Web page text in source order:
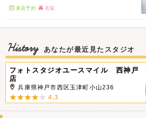
来店予約 衣装
History あなたが最近見たスタジオ
フォトスタジオユースマイル 西神戸
店
兵庫県神戸市西区玉津町小山236
4.3